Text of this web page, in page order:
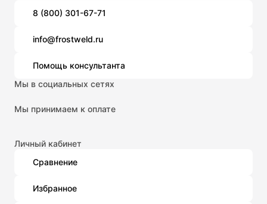
8 (800) 301-67-71
info@frostweld.ru
Помощь консультанта
Мы в социальных сетях
Мы принимаем к оплате
Личный кабинет
Сравнение
Избранное